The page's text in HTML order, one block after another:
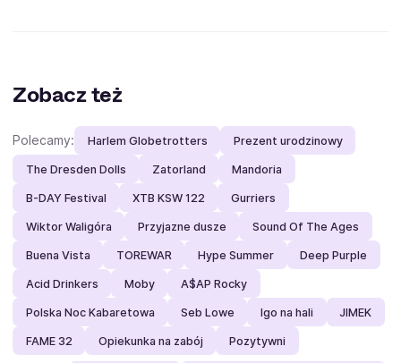
Zobacz też
Polecamy: Harlem Globetrotters Prezent urodzinowy
The Dresden Dolls Zatorland Mandoria
B-DAY Festival XTB KSW 122 Gurriers
Wiktor Waligóra Przyjazne dusze Sound Of The Ages
Buena Vista TOREWAR Hype Summer Deep Purple
Acid Drinkers Moby A$AP Rocky
Polska Noc Kabaretowa Seb Lowe Igo na hali JIMEK
FAME 32 Opiekunka na zabój Pozytywni